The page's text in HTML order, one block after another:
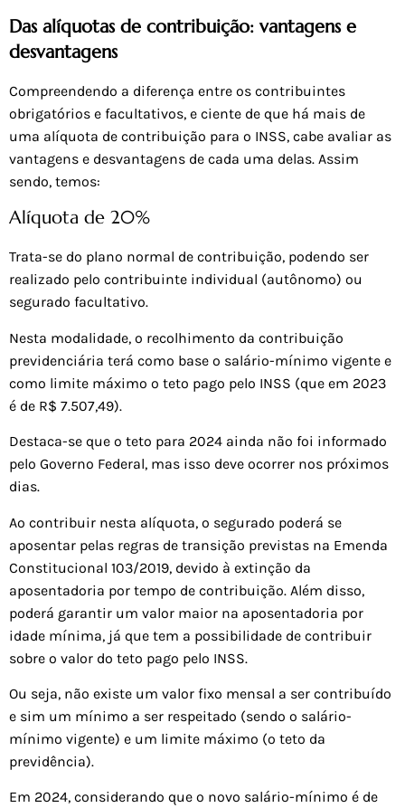
Das alíquotas de contribuição: vantagens e
desvantagens
Compreendendo a diferença entre os contribuintes
obrigatórios e facultativos, e ciente de que há mais de
uma alíquota de contribuição para o INSS, cabe avaliar as
vantagens e desvantagens de cada uma delas. Assim
sendo, temos:
Alíquota de 20%
Trata-se do plano normal de contribuição, podendo ser
realizado pelo contribuinte individual (autônomo) ou
segurado facultativo.
Nesta modalidade, o recolhimento da contribuição
previdenciária terá como base o salário-mínimo vigente e
como limite máximo o teto pago pelo INSS (que em 2023
é de R$ 7.507,49).
Destaca-se que o teto para 2024 ainda não foi informado
pelo Governo Federal, mas isso deve ocorrer nos próximos
dias.
Ao contribuir nesta alíquota, o segurado poderá se
aposentar pelas regras de transição previstas na Emenda
Constitucional 103/2019, devido à extinção da
aposentadoria por tempo de contribuição. Além disso,
poderá garantir um valor maior na aposentadoria por
idade mínima, já que tem a possibilidade de contribuir
sobre o valor do teto pago pelo INSS.
Ou seja, não existe um valor fixo mensal a ser contribuído
e sim um mínimo a ser respeitado (sendo o salário-
mínimo vigente) e um limite máximo (o teto da
previdência).
Em 2024, considerando que o novo salário-mínimo é de